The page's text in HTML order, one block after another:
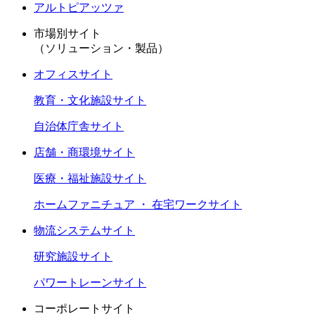
アルトピアッツァ
市場別サイト
（ソリューション・製品）
オフィスサイト
教育・文化施設サイト
自治体庁舎サイト
店舗・商環境サイト
医療・福祉施設サイト
ホームファニチュア ・ 在宅ワークサイト
物流システムサイト
研究施設サイト
パワートレーンサイト
コーポレートサイト